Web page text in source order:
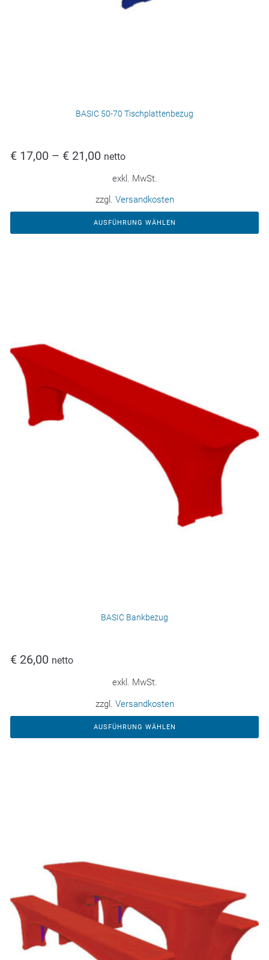
BASIC 50-70 Tischplattenbezug
€ 17,00 – € 21,00 netto
exkl. MwSt.
zzgl. Versandkosten
AUSFÜHRUNG WÄHLEN
BASIC Bankbezug
€ 26,00 netto
exkl. MwSt.
zzgl. Versandkosten
AUSFÜHRUNG WÄHLEN